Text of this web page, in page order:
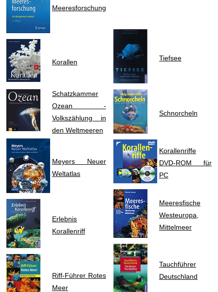
Meeresforschung
Korallen
Schatzkammer
Ozean -
Volkszählung in
den Weltmeeren
Meyers Neuer
Weltatlas
Erlebnis
Korallenriff
Riff-Führer Rotes
Meer
Tiefsee
Schnorcheln
Korallenriffe
DVD-ROM für
PC
Meeresfische
Westeuropa,
Mittelmeer
Tauchführer
Deutschland